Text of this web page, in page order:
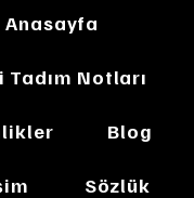
Anasayfa
Tadım Notları
Blog
Sözlük